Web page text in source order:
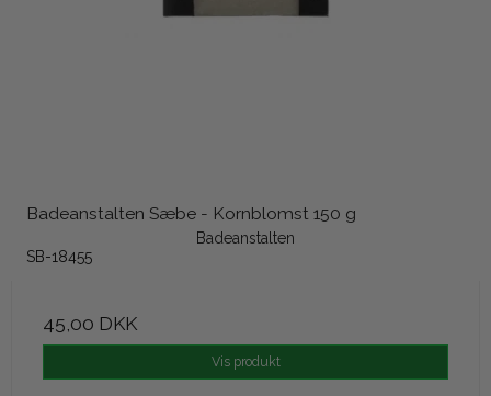
Badeanstalten Sæbe - Kornblomst 150 g
Badeanstalten
SB-18455
45,00 DKK
Vis produkt